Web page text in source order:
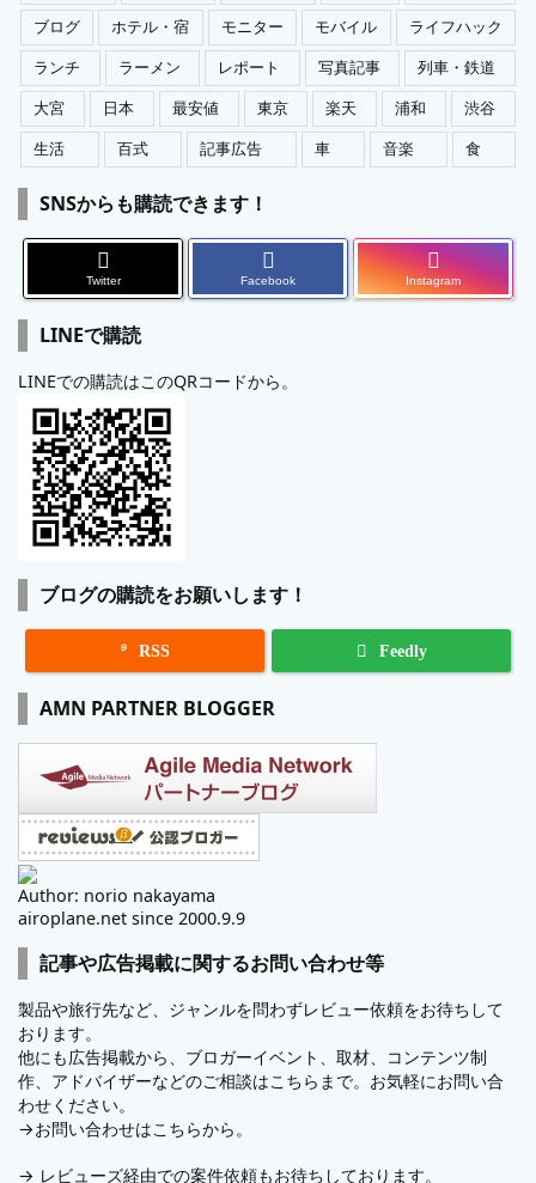
ブログ
ホテル・宿 モニター モバイル
ライフハック
ランチ
ラーメン レポート 写真記事
列車・鉄道
大宮
日本 最安値 東京 楽天 浦和
渋谷
生活
百式 記事広告 車 音楽 食
SNSからも購読できます！
Twitter Facebook Instagram
LINEで購読
LINEでの購読はこのQRコードから。
ブログの購読をお願いします！
 RSS Feedly
AMN PARTNER BLOGGER
Author: norio nakayama
airoplane.net since 2000.9.9
記事や広告掲載に関するお問い合わせ等
製品や旅行先など、ジャンルを問わずレビュー依頼をお待ちして
おります。
他にも広告掲載から、ブロガーイベント、取材、コンテンツ制
作、アドバイザーなどのご相談はこちらまで。お気軽にお問い合
わせください。
→お問い合わせはこちらから。
→ レビューズ経由での案件依頼もお待ちしております。